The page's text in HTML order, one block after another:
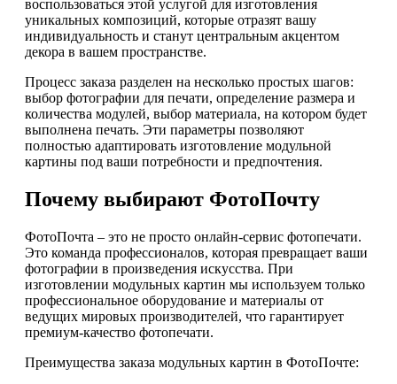
воспользоваться этой услугой для изготовления
уникальных композиций, которые отразят вашу
индивидуальность и станут центральным акцентом
декора в вашем пространстве.
Процесс заказа разделен на несколько простых шагов:
выбор фотографии для печати, определение размера и
количества модулей, выбор материала, на котором будет
выполнена печать. Эти параметры позволяют
полностью адаптировать изготовление модульной
картины под ваши потребности и предпочтения.
Почему выбирают ФотоПочту
ФотоПочта – это не просто онлайн-сервис фотопечати.
Это команда профессионалов, которая превращает ваши
фотографии в произведения искусства. При
изготовлении модульных картин мы используем только
профессиональное оборудование и материалы от
ведущих мировых производителей, что гарантирует
премиум-качество фотопечати.
Преимущества заказа модульных картин в ФотоПочте: